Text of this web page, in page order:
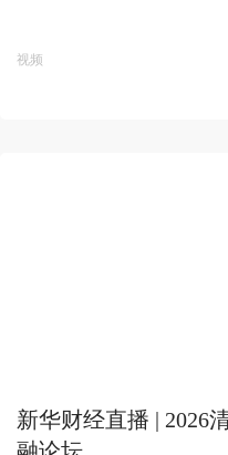
视频
新华财经直播 | 2026